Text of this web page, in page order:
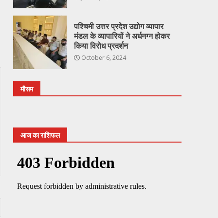
पश्चिमी उत्तर प्रदेश उद्योग व्यापार
मंडल के व्यापारियों ने अर्धनग्न होकर
किया विरोध प्रदर्शन
October 6, 2024
मौसम
आज का राशिफल